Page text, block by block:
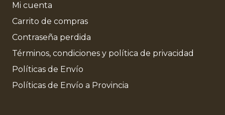
Mi cuenta
Carrito de compras
Contraseña perdida
Términos, condiciones y política de privacidad
Políticas de Envío
Políticas de Envío a Provincia